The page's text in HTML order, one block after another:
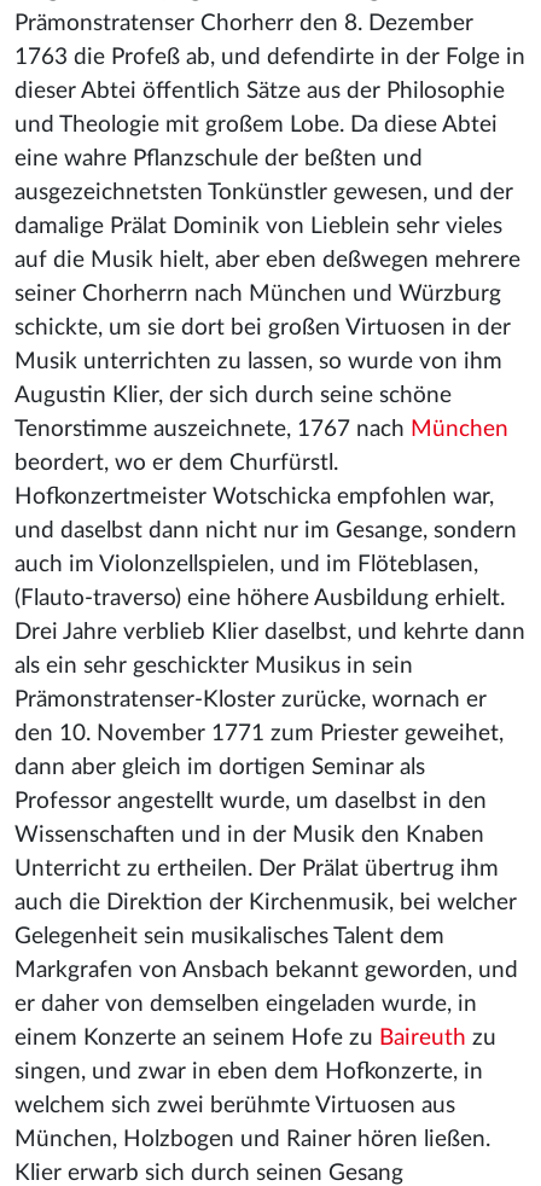
Prämonstratenser Chorherr den 8. Dezember
1763 die Profeß ab, und defendirte in der Folge in
dieser Abtei öffentlich Sätze aus der Philosophie
und Theologie mit großem Lobe. Da diese Abtei
eine wahre Pflanzschule der beßten und
ausgezeichnetsten Tonkünstler gewesen, und der
damalige Prälat Dominik von Lieblein sehr vieles
auf die Musik hielt, aber eben deßwegen mehrere
seiner Chorherrn nach München und Würzburg
schickte, um sie dort bei großen Virtuosen in der
Musik unterrichten zu lassen, so wurde von ihm
Augustin Klier, der sich durch seine schöne
Tenorstimme auszeichnete, 1767 nach München
beordert, wo er dem Churfürstl.
Hofkonzertmeister Wotschicka empfohlen war,
und daselbst dann nicht nur im Gesange, sondern
auch im Violonzellspielen, und im Flöteblasen,
(Flauto-traverso) eine höhere Ausbildung erhielt.
Drei Jahre verblieb Klier daselbst, und kehrte dann
als ein sehr geschickter Musikus in sein
Prämonstratenser-Kloster zurücke, wornach er
den 10. November 1771 zum Priester geweihet,
dann aber gleich im dortigen Seminar als
Professor angestellt wurde, um daselbst in den
Wissenschaften und in der Musik den Knaben
Unterricht zu ertheilen. Der Prälat übertrug ihm
auch die Direktion der Kirchenmusik, bei welcher
Gelegenheit sein musikalisches Talent dem
Markgrafen von Ansbach bekannt geworden, und
er daher von demselben eingeladen wurde, in
einem Konzerte an seinem Hofe zu Baireuth zu
singen, und zwar in eben dem Hofkonzerte, in
welchem sich zwei berühmte Virtuosen aus
München, Holzbogen und Rainer hören ließen.
Klier erwarb sich durch seinen Gesang